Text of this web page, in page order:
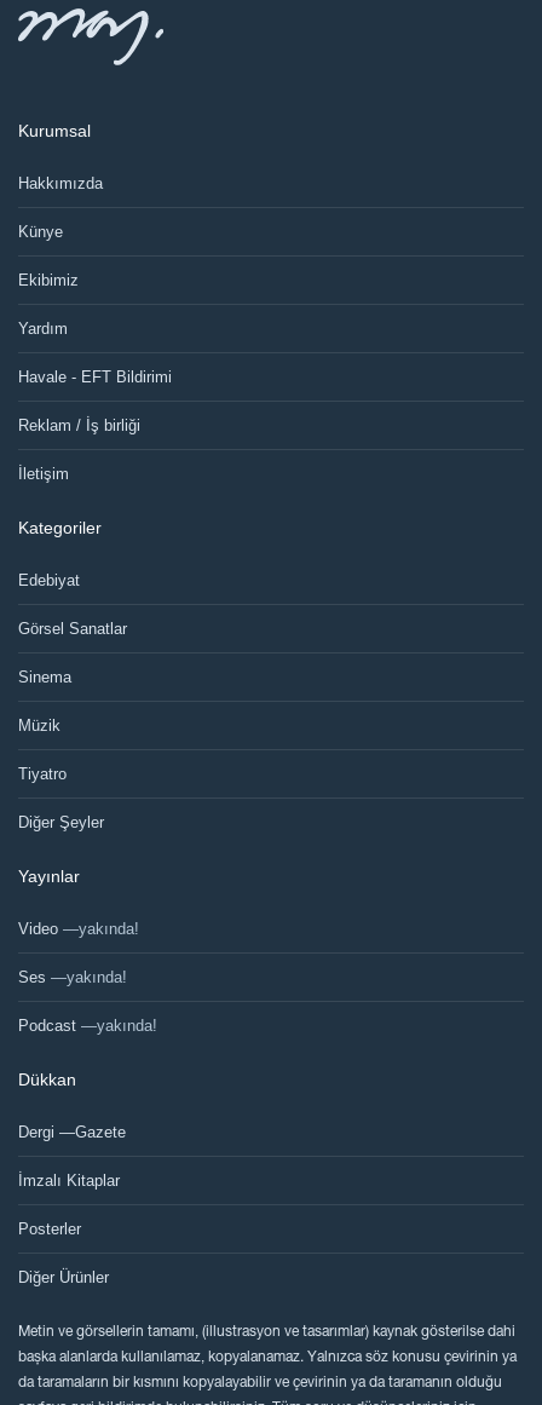
Kurumsal
Hakkımızda
Künye
Ekibimiz
Yardım
Havale - EFT Bildirimi
Reklam / İş birliği
İletişim
Kategoriler
Edebiyat
Görsel Sanatlar
Sinema
Müzik
Tiyatro
Diğer Şeyler
Yayınlar
Video —yakında!
Ses —yakında!
Podcast —yakında!
Dükkan
Dergi —Gazete
İmzalı Kitaplar
Posterler
Diğer Ürünler
Metin ve görsellerin tamamı, (illustrasyon ve tasarımlar) kaynak gösterilse dahi
başka alanlarda kullanılamaz, kopyalanamaz. Yalnızca söz konusu çevirinin ya
da taramaların bir kısmını kopyalayabilir ve çevirinin ya da taramanın olduğu